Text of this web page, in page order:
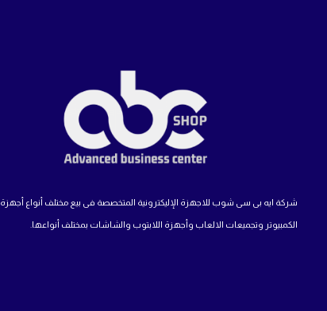
شركة ايه بى سى شوب للاجهزة الإليكترونية المتخصصة فى بيع مختلف أنواع أجهزة
الكمبيوتر وتجميعات الالعاب وأجهزة اللابتوب والشاشات بمختلف أنواعها.